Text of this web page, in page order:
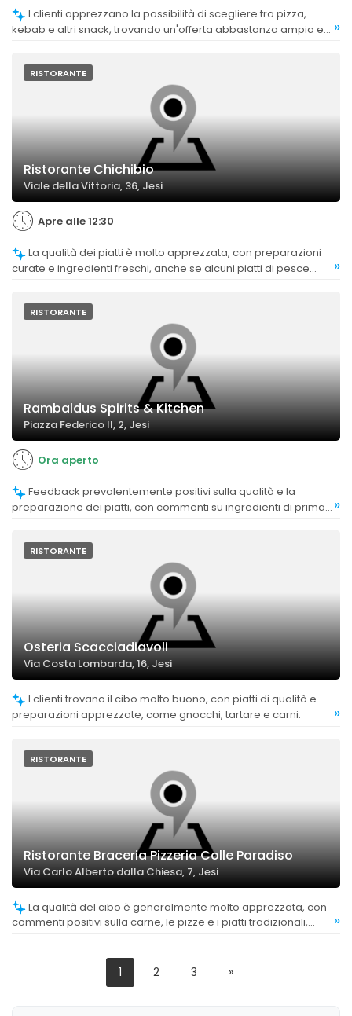
kebab e altri snack, trovando un'offerta abbastanza ampia e
»
RISTORANTE
Ristorante Chichibio
Viale della Vittoria, 36, Jesi
Apre alle 12:30
curate e ingredienti freschi, anche se alcuni piatti di pesce
»
RISTORANTE
Rambaldus Spirits & Kitchen
Piazza Federico II, 2, Jesi
Ora aperto
preparazione dei piatti, con commenti su ingredienti di prima
»
RISTORANTE
Osteria Scacciadiavoli
Via Costa Lombarda, 16, Jesi
preparazioni apprezzate, come gnocchi, tartare e carni.
»
RISTORANTE
Ristorante Braceria Pizzeria Colle Paradiso
Via Carlo Alberto dalla Chiesa, 7, Jesi
commenti positivi sulla carne, le pizze e i piatti tradizionali,
»
1 2 3 »